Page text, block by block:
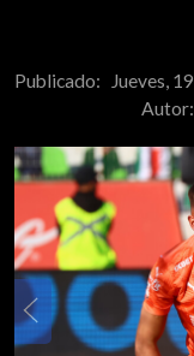
Publicado: Jueves,
Autor: